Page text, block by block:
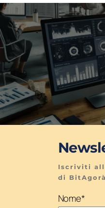
Iscriviti
di
Nome*